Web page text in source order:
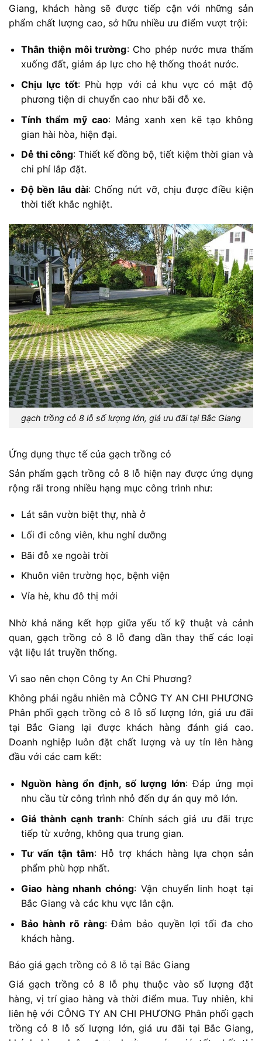
Giang, khách hàng sẽ được tiếp cận với những sản
phẩm chất lượng cao, sở hữu nhiều ưu điểm vượt trội:
Thân thiện môi trường: Cho phép nước mưa thấm
xuống đất, giảm áp lực cho hệ thống thoát nước.
Chịu lực tốt: Phù hợp với cả khu vực có mật độ
phương tiện di chuyển cao như bãi đỗ xe.
Tính thẩm mỹ cao: Mảng xanh xen kẽ tạo không
gian hài hòa, hiện đại.
Dễ thi công: Thiết kế đồng bộ, tiết kiệm thời gian và
chi phí lắp đặt.
Độ bền lâu dài: Chống nứt vỡ, chịu được điều kiện
thời tiết khắc nghiệt.
gạch trồng cỏ 8 lỗ số lượng lớn, giá ưu đãi tại Bắc Giang
Ứng dụng thực tế của gạch trồng cỏ
Sản phẩm gạch trồng cỏ 8 lỗ hiện nay được ứng dụng
rộng rãi trong nhiều hạng mục công trình như:
Lát sân vườn biệt thự, nhà ở
Lối đi công viên, khu nghỉ dưỡng
Bãi đỗ xe ngoài trời
Khuôn viên trường học, bệnh viện
Vỉa hè, khu đô thị mới
Nhờ khả năng kết hợp giữa yếu tố kỹ thuật và cảnh
quan, gạch trồng cỏ 8 lỗ đang dần thay thế các loại
vật liệu lát truyền thống.
Vì sao nên chọn Công ty An Chi Phương?
Không phải ngẫu nhiên mà CÔNG TY AN CHI PHƯƠNG
Phân phối gạch trồng cỏ 8 lỗ số lượng lớn, giá ưu đãi
tại Bắc Giang lại được khách hàng đánh giá cao.
Doanh nghiệp luôn đặt chất lượng và uy tín lên hàng
đầu với các cam kết:
Nguồn hàng ổn định, số lượng lớn: Đáp ứng mọi
nhu cầu từ công trình nhỏ đến dự án quy mô lớn.
Giá thành cạnh tranh: Chính sách giá ưu đãi trực
tiếp từ xưởng, không qua trung gian.
Tư vấn tận tâm: Hỗ trợ khách hàng lựa chọn sản
phẩm phù hợp nhất.
Giao hàng nhanh chóng: Vận chuyển linh hoạt tại
Bắc Giang và các khu vực lân cận.
Bảo hành rõ ràng: Đảm bảo quyền lợi tối đa cho
khách hàng.
Báo giá gạch trồng cỏ 8 lỗ tại Bắc Giang
Giá gạch trồng cỏ 8 lỗ phụ thuộc vào số lượng đặt
hàng, vị trí giao hàng và thời điểm mua. Tuy nhiên, khi
liên hệ với CÔNG TY AN CHI PHƯƠNG Phân phối gạch
trồng cỏ 8 lỗ số lượng lớn, giá ưu đãi tại Bắc Giang,